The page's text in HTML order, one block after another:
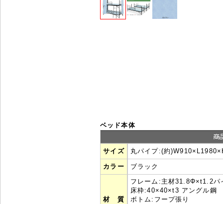
ベッド本体
サイズ 丸パイプ:(約
カラー ブラック
材 質
フレーム:主材31.8Φ×t1.2パ
床枠:40×40×t3 アングル鋼
ボトム:フープ張り